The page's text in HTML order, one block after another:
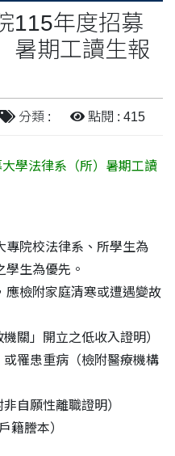
115年度招募
暑期工讀生報
分類 : 點閱 : 415
學法律系（所）暑期工讀
專院校法律系、所學生為
學生為優先。
應檢附家庭清寒或遭遇變故
關」開立之低收入證明）
罹患重病（檢附醫療機構
自願性離職證明）
籍謄本）